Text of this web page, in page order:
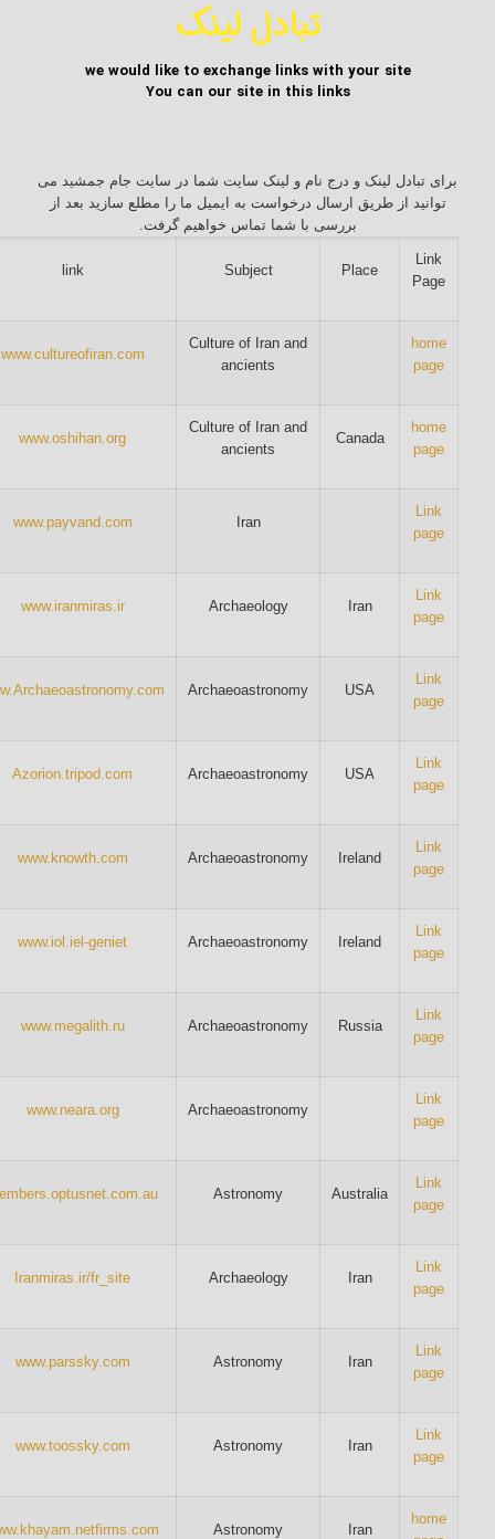
تبادل لینک
we would like to exchange links with your site
You can our site in this links
برای تبادل لینک و درج نام و لینک سایت شما در سایت جام جمشید می
توانید از طریق ارسال درخواست به ایمیل ما را مطلع سازید بعد از
بررسی با شما تماس خواهیم گرفت.
Link
Page
Place
Subject
link
home
page
Culture of Iran and
ancients
www.cultureofiran.com
home
page
Canada
Culture of Iran and
ancients
www.oshihan.org
Link
page
Iran
www.payvand.com
Link
page
Iran
Archaeology
www.iranmiras.ir
Link
page
USA
Archaeoastronomy
Link
page
USA
Archaeoastronomy
Azorion.tripod.com
Link
page
Ireland
Archaeoastronomy
www.knowth.com
Link
page
Ireland
Archaeoastronomy
www.iol.iel-geniet
Link
page
Russia
Archaeoastronomy
www.megalith.ru
Link
page
Archaeoastronomy
www.neara.org
Link
page
Australia
Astronomy
Link
page
Iran
Archaeology
Iranmiras.ir/fr_site
Link
page
Iran
Astronomy
www.parssky.com
Link
page
Iran
Astronomy
www.toossky.com
home
Iran
Astronomy